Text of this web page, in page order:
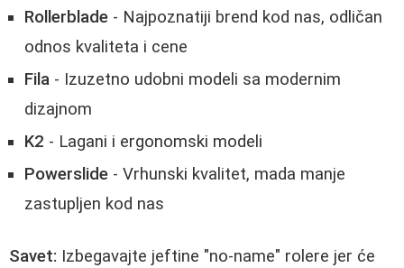
Rollerblade - Najpoznatiji brend kod nas, odličan
odnos kvaliteta i cene
Fila - Izuzetno udobni modeli sa modernim
dizajnom
K2 - Lagani i ergonomski modeli
Powerslide - Vrhunski kvalitet, mada manje
zastupljen kod nas
Savet: Izbegavajte jeftine "no-name" rolere jer će